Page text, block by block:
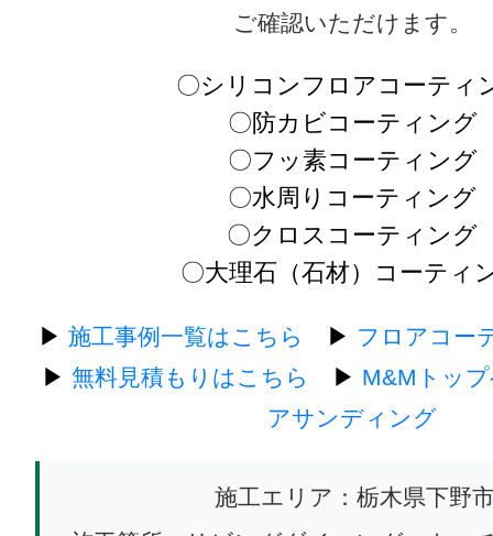
ご確認いただけます。
〇シリコンフロアコーティ
〇防カビコーティング
〇フッ素コーティング
〇水周りコーティング
〇クロスコーティング
〇大理石（石材）コーティ
▶ 施工事例一覧はこちら ▶ フロアコー
▶ 無料見積もりはこちら ▶ M&Mトッ
アサンディング
施工エリア：栃木県下野